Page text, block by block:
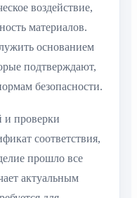
воздействие,
материалов.
основанием
подтверждают,
безопасности.
и проверки
соответствия,
прошло все
актуальным